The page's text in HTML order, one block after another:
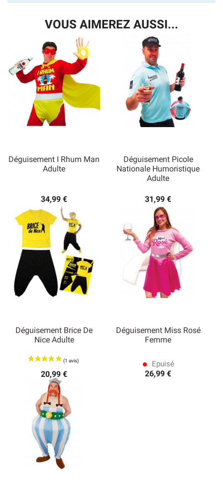
VOUS AIMEREZ AUSSI...
Déguisement I Rhum Man
Adulte
34,99 €
Déguisement Picole
Nationale Humoristique
Adulte
31,99 €
Déguisement Brice De
Nice Adulte
20,99 €
Déguisement Miss Rosé
Femme
lens Epuisé
26,99 €